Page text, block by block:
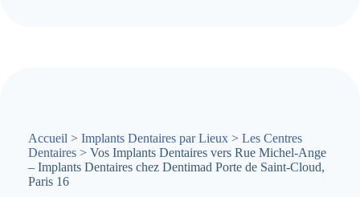
Accueil > Implants Dentaires par Lieux > Les Centres
Dentaires > Vos Implants Dentaires vers Rue Michel-Ange
– Implants Dentaires chez Dentimad Porte de Saint-Cloud,
Paris 16